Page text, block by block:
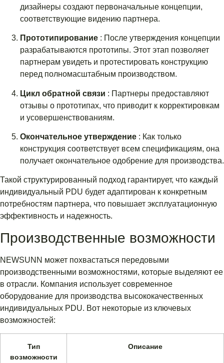
дизайнеры создают первоначальные концепции,
соответствующие видению партнера.
Прототипирование : После утверждения концепции
разрабатываются прототипы. Этот этап позволяет
партнерам увидеть и протестировать конструкцию
перед полномасштабным производством.
Цикл обратной связи : Партнеры предоставляют
отзывы о прототипах, что приводит к корректировкам
и усовершенствованиям.
Окончательное утверждение : Как только
конструкция соответствует всем спецификациям, она
получает окончательное одобрение для производства.
Такой структурированный подход гарантирует, что каждый
индивидуальный PDU будет адаптирован к конкретным
потребностям партнера, что повышает эксплуатационную
эффективность и надежность.
Производственные возможности
NEWSUNN может похвастаться передовыми
производственными возможностями, которые выделяют ее
в отрасли. Компания использует современное
оборудование для производства высококачественных
индивидуальных PDU. Вот некоторые из ключевых
возможностей:
Тип
возможности
Описание